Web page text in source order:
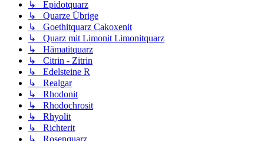
↳ Epidotquarz
↳ Quarze Übrige
↳ Goethitquarz Cakoxenit
↳ Quarz mit Limonit Limonitquarz
↳ Hämatitquarz
↳ Citrin - Zitrin
↳ Edelsteine R
↳ Realgar
↳ Rhodonit
↳ Rhodochrosit
↳ Rhyolit
↳ Richterit
↳ Rosenquarz